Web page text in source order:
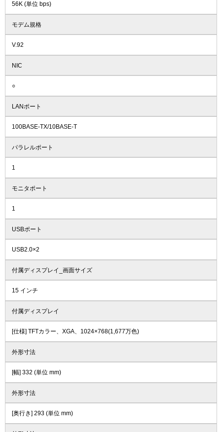
56K (単位 bps)
モデム規格
V.92
NIC
○
LANポート
100BASE-TX/10BASE-T
パラレルポート
1
モニタポート
1
USBポート
USB2.0×2
付属ディスプレイ_画面サイズ
15 インチ
付属ディスプレイ
[仕様] TFTカラー、XGA、1024×768(1,677万色)
外形寸法
[幅] 332 (単位 mm)
外形寸法
[奥行き] 293 (単位 mm)